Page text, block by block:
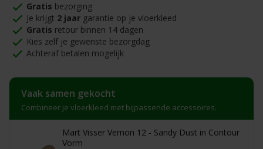
Gratis bezorging
Je krijgt 2 jaar garantie op je vloerkleed
Gratis retour binnen 14 dagen
Kies zelf je gewenste bezorgdag
Achteraf betalen mogelijk
Vaak samen gekocht
Combineer je vloerkleed met bijpassende accessoires.
Mart Visser Vernon 12 - Sandy Dust in Contour
Vorm